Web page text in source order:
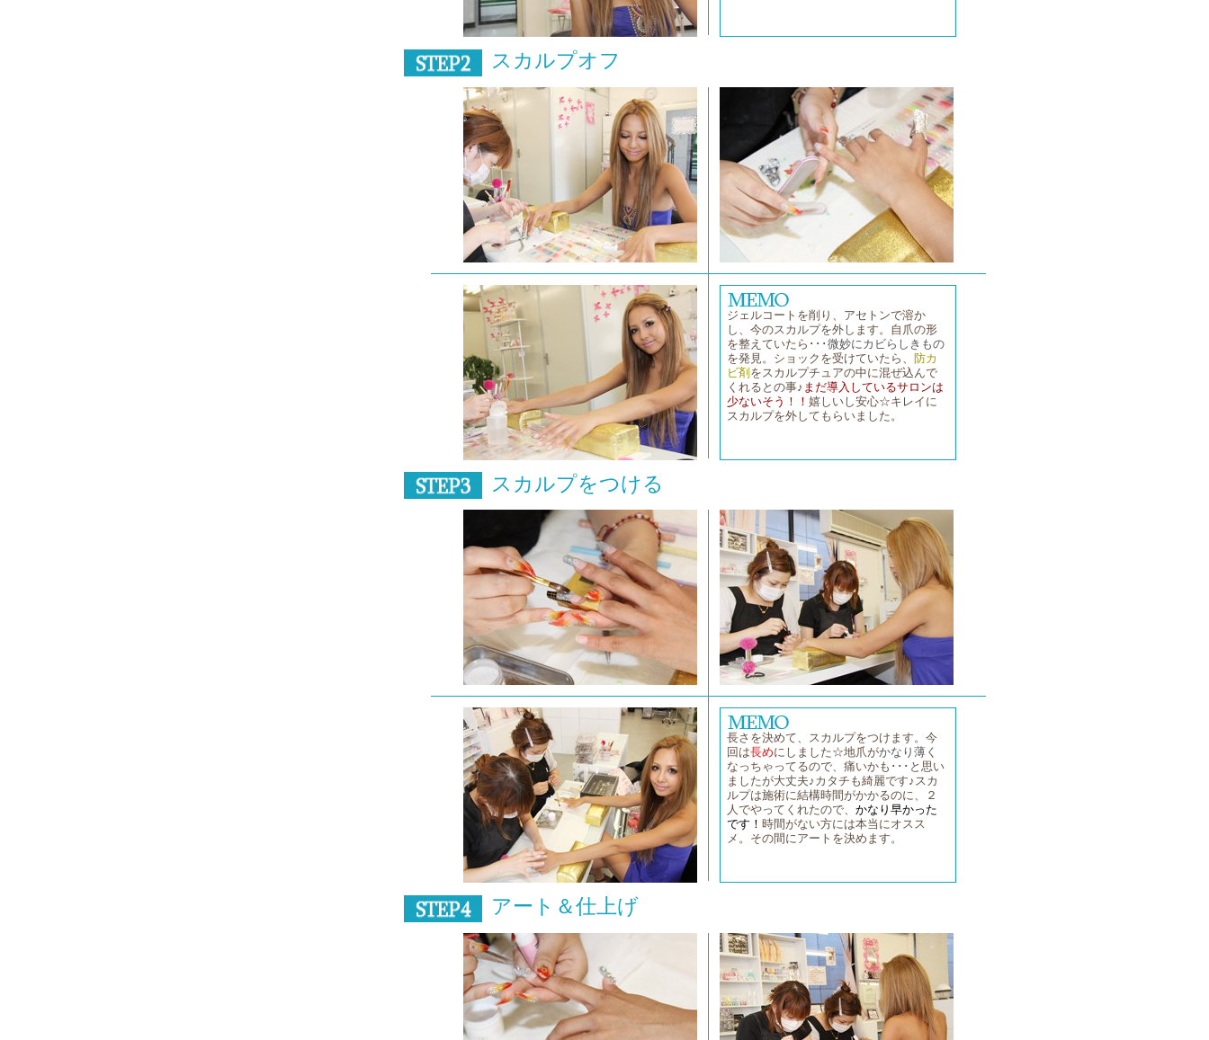
スカルプオフ
ジェルコートを削り、アセトンで溶か
し、今のスカルプを外します。自爪の形
を整えていたら･･･微妙にカビらしきもの
を発見。ショックを受けていたら、 防カ
ビ剤をスカルプチュアの中に混ぜ込んで
くれるとの事♪ まだ導入しているサロンは
少ないそう！！ 嬉しいし安心☆キレイに
スカルプを外してもらいました。
スカルプをつける
長さを決めて、スカルプをつけます。今
回は長めにしました☆地爪がかなり薄く
なっちゃってるので、痛いかも･･･と思い
ましたが大丈夫♪カタチも綺麗です♪スカ
ルプは施術に結構時間がかかるのに、２
人でやってくれたので、 かなり早かった
です！ 時間がない方には本当にオスス
メ。その間にアートを決めます。
アート＆仕上げ